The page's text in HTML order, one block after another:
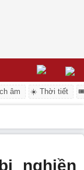
âm ☀️ Thời tiết
nghiền